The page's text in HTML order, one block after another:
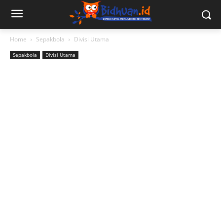
Home Sepakbola Divisi Utama
Sepakbola Divisi Utama